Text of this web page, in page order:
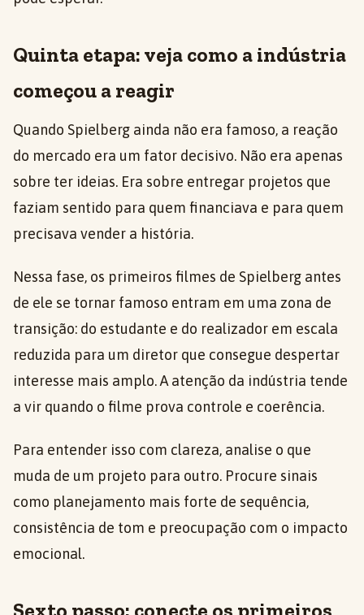
Quinta etapa: veja como a indústria
começou a reagir
Quando Spielberg ainda não era famoso, a reação
do mercado era um fator decisivo. Não era apenas
sobre ter ideias. Era sobre entregar projetos que
faziam sentido para quem financiava e para quem
precisava vender a história.
Nessa fase, os primeiros filmes de Spielberg antes
de ele se tornar famoso entram em uma zona de
transição: do estudante e do realizador em escala
reduzida para um diretor que consegue despertar
interesse mais amplo. A atenção da indústria tende
a vir quando o filme prova controle e coerência.
Para entender isso com clareza, analise o que
muda de um projeto para outro. Procure sinais
como planejamento mais forte de sequência,
consistência de tom e preocupação com o impacto
emocional.